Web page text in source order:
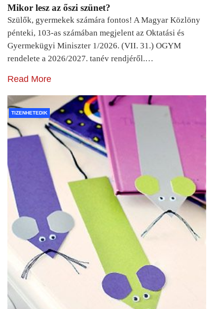
Mikor lesz az őszi szünet?
Szülők, gyermekek számára fontos! A Magyar Közlöny
pénteki, 103-as számában megjelent az Oktatási és
Gyermekügyi Miniszter 1/2026. (VII. 31.) OGYM
rendelete a 2026/2027. tanév rendjéről.…
Read More
TIZENHETEDIK